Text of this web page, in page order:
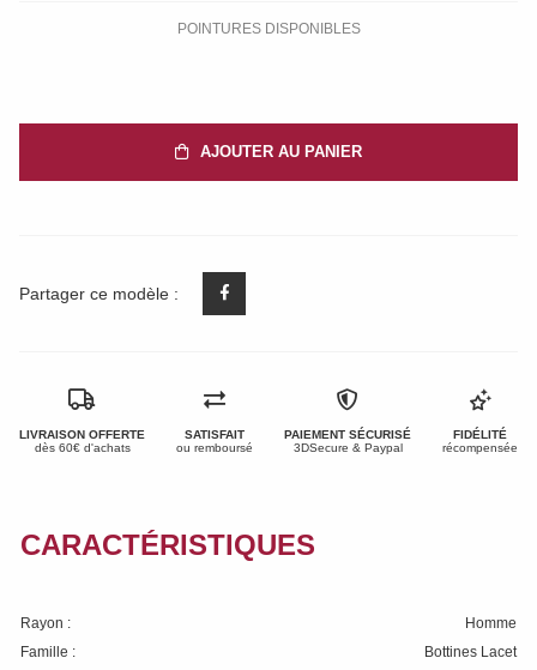
POINTURES DISPONIBLES
AJOUTER AU PANIER
Partager ce modèle :
LIVRAISON OFFERTE
dès 60€ d'achats
SATISFAIT
ou remboursé
PAIEMENT SÉCURISÉ
3DSecure & Paypal
FIDÉLITÉ
récompensée
CARACTÉRISTIQUES
Rayon :
Homme
Famille :
Bottines Lacet